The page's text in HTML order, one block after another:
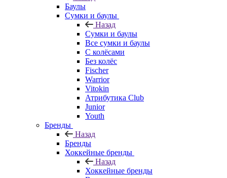
Баулы
Сумки и баулы
Назад
Сумки и баулы
Все сумки и баулы
С колёсами
Без колёс
Fischer
Warrior
Vitokin
Атрибутика Club
Junior
Youth
Бренды
Назад
Бренды
Хоккейные бренды
Назад
Хоккейные бренды